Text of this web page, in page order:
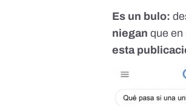
Es un bulo:
nieganque
esta